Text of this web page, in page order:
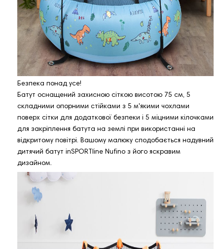
Безпека понад усе!
Батут оснащений захисною сіткою висотою 75 см, 5
складними опорними стійками з 5 м'якими чохлами
поверх сітки для додаткової безпеки і 5 міцними кілочками
для закріплення батута на землі при використанні на
відкритому повітрі. Вашому малюку сподобається надувний
дитячий батут inSPORTline Nufino з його яскравим
дизайном.